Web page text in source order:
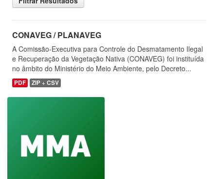
CONAVEG / PLANAVEG
A Comissão-Executiva para Controle do Desmatamento Ilegal
e Recuperação da Vegetação Nativa (CONAVEG) foi instituída
no âmbito do Ministério do Meio Ambiente, pelo Decreto...
PDF ZIP + CSV